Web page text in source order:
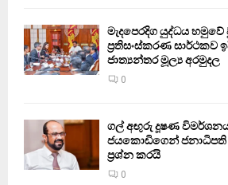
මැදපෙරදිග යුද්ධය හමුවේ
ප්‍රතිසංස්කරණ සාර්ථකව
ජාත්‍යන්තර මූල්‍ය අරමුදල
0
ගල් අඟුරු දූෂණ
ජයකොඩිගෙන් ජනාධිපති
ප්‍රශ්න කරයි
0